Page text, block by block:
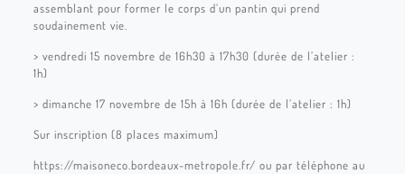
assemblant pour former le corps d’un pantin qui prend
soudainement vie.
> vendredi 15 novembre de 16h30 à 17h30 (durée de l’atelier :
1h)
> dimanche 17 novembre de 15h à 16h (durée de l’atelier : 1h)
Sur inscription (8 places maximum)
https://maisoneco.bordeaux-metropole.fr/ ou par téléphone au